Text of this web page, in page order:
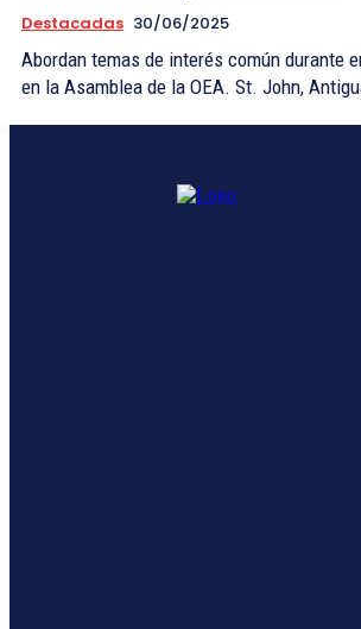
Destacadas 30/06/2025
Abordan temas de interés común durante
en la Asamblea de la OEA.